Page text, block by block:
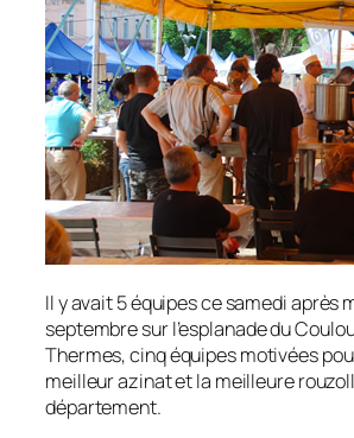
Il y avait 5 équipes ce samedi après
septembre sur l’esplanade du
Thermes, cinq équipes motivées
meilleur azinat et la meilleure
département.